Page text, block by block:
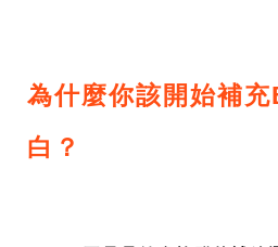
為什麼你該開始補
白？